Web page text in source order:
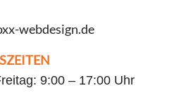
webdesign.de
9:00 – 17:00 Uhr